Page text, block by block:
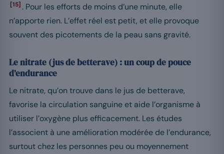
[15] . Pour les efforts de moins d’une minute, elle
n’apporte rien. L’effet réel est petit, et elle provoque
souvent des picotements de la peau sans gravité.
Le nitrate (jus de betterave) : un coup de pouce
d’endurance
Le nitrate, qu’on trouve dans le jus de betterave,
favorise la circulation sanguine et aide l’organisme à
utiliser l’oxygène plus efficacement. Les études
l’associent à une amélioration modérée de l’endurance,
surtout chez les personnes peu ou moyennement